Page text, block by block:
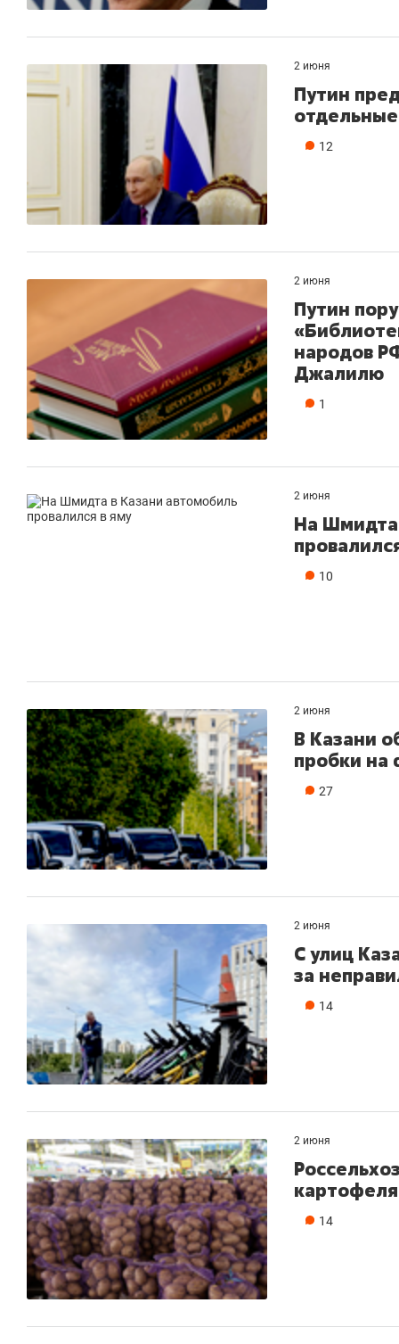
2 июня
Путин
12
2 июня
Путин
народов
Джалилю
1
2 июня
На Шмидта
10
2 июня
В Казани
пробки на
27
2 июня
С улиц
за
14
2 июня
14